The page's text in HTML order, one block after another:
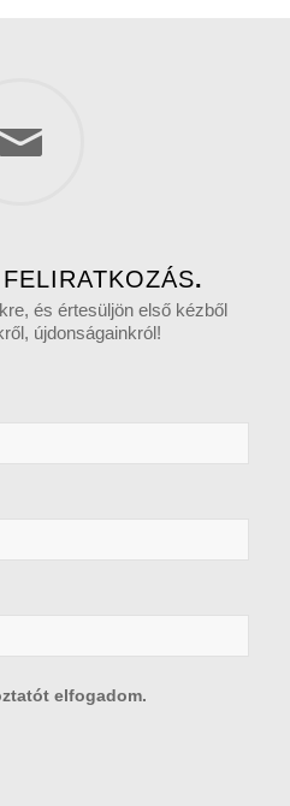
.
és értesüljön első kézből
újdonságainkról!
elfogadom.